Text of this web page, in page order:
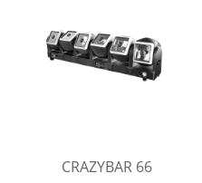
CRAZYBAR 66